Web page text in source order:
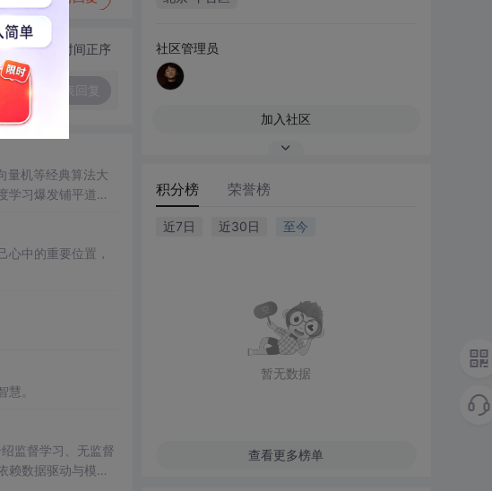
切换为时间正序
量机等经典算法大
学习爆发铺平道
中的重要位置，
。
监督学习、无监督
赖数据驱动与模式
社区管理员
加入社区
积分榜 荣誉榜
近7日 近30日 至今
暂无数据
查看更多榜单